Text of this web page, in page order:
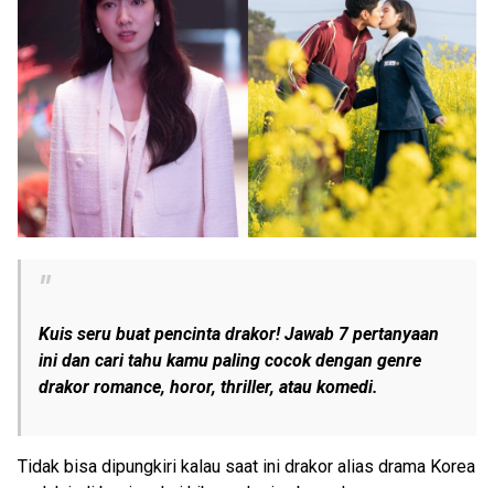
Kuis seru buat pencinta drakor! Jawab 7 pertanyaan
ini dan cari tahu kamu paling cocok dengan genre
drakor romance, horor, thriller, atau komedi.
Tidak bisa dipungkiri kalau saat ini drakor alias drama Korea